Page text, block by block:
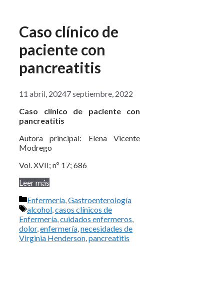
Caso clínico de
paciente con
pancreatitis
11 abril, 20247 septiembre, 2022
Caso clínico de paciente con
pancreatitis
Autora principal: Elena Vicente
Modrego
Vol. XVII; nº 17; 686
Leer más
Categorías
Enfermería,Gastroenterología
Etiquetas
alcohol,casos clínicos de
Enfermería,cuidados enfermeros,
dolor,enfermería,necesidades de
Virginia Henderson,pancreatitis